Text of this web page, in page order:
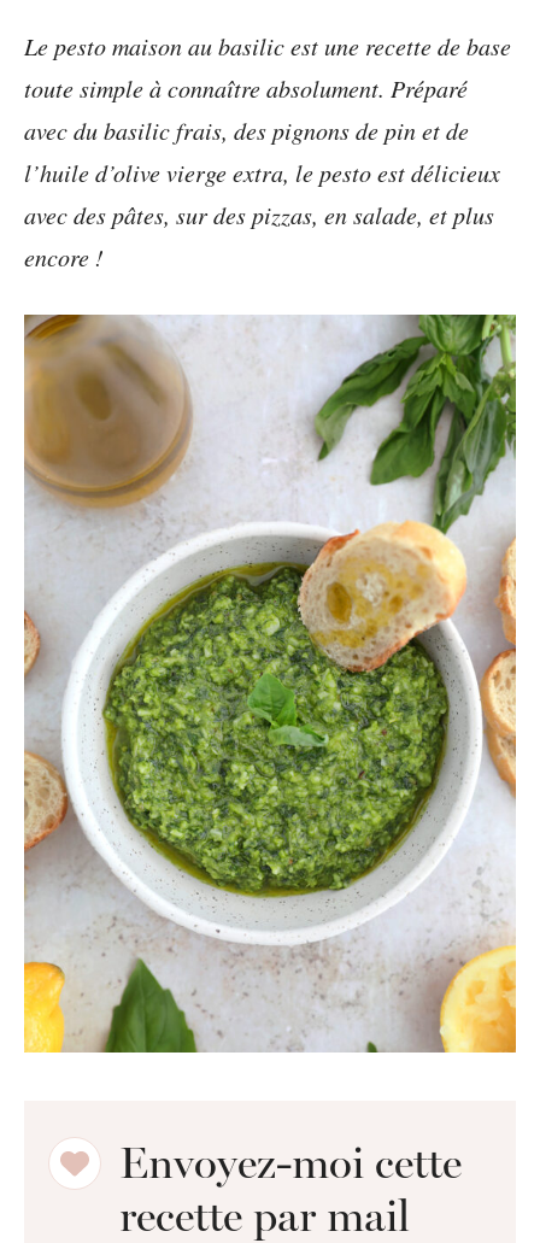
Le pesto maison au basilic est une recette de base
toute simple à connaître absolument. Préparé
avec du basilic frais, des pignons de pin et de
l’huile d’olive vierge extra, le pesto est délicieux
avec des pâtes, sur des pizzas, en salade, et plus
encore !
Envoyez-moi cette
recette par mail